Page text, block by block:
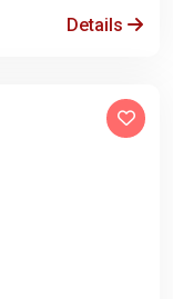
Details